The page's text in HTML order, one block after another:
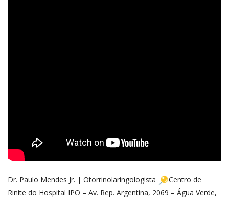
Dr. Paulo Mendes Jr. | Otorrinolaringologista
Centro de
Rinite do Hospital IPO – Av. Rep. Argentina, 2069 – Água Verde,